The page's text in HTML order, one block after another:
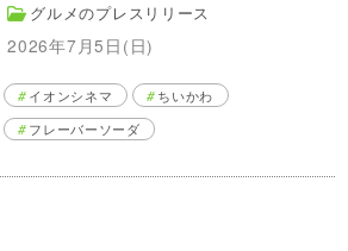
グルメのプレスリリース
2026年7月5日(日)
イオンシネマ
ちいかわ
フレーバーソーダ